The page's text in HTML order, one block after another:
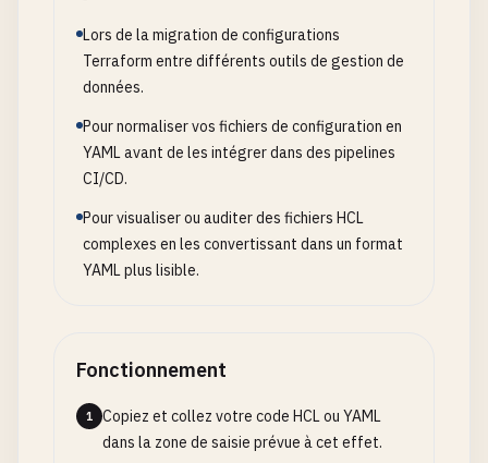
Lors de la migration de configurations
Terraform entre différents outils de gestion de
données.
Pour normaliser vos fichiers de configuration en
YAML avant de les intégrer dans des pipelines
CI/CD.
Pour visualiser ou auditer des fichiers HCL
complexes en les convertissant dans un format
YAML plus lisible.
Fonctionnement
1
Copiez et collez votre code HCL ou YAML
dans la zone de saisie prévue à cet effet.